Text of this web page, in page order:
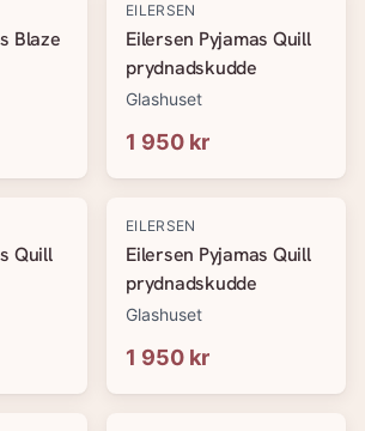
Blaze
EILERSEN
Eilersen Pyjamas Quill
prydnadskudde
Glashuset
1 950 kr
Quill
EILERSEN
Eilersen Pyjamas Quill
prydnadskudde
Glashuset
1 950 kr